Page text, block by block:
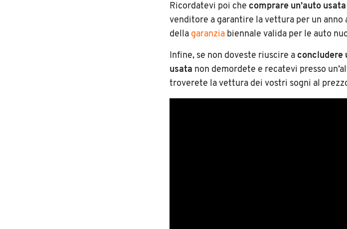
Ricordatevi poi che comprare un’auto
venditore a garantire la vettura per un anno
della garanzia biennale valida per le auto
Infine, se non doveste riuscire a concludere
usata non demordete e recatevi presso
troverete la vettura dei vostri sogni al